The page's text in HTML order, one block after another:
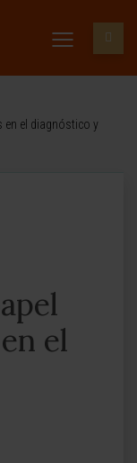
en el diagnóstico y
el